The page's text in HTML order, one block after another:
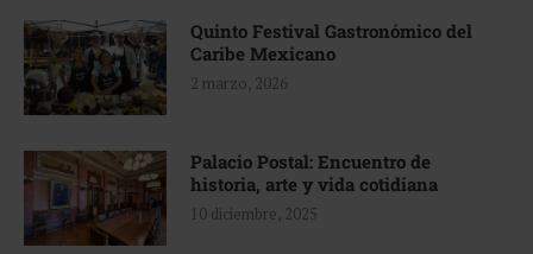
Quinto Festival Gastronómico del
Caribe Mexicano
2 marzo, 2026
Palacio Postal: Encuentro de
historia, arte y vida cotidiana
10 diciembre, 2025